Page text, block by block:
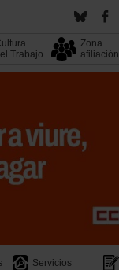
Trabajo
Zona
afiliación
Servicios